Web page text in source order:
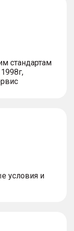
стандартам
условия и